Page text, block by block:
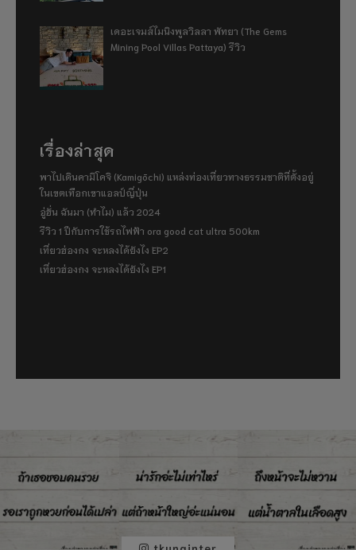
เดอะเจมส์ไมนิงพูลวิลลา พัทยา (The Gems
Mining Pool Villas Pattaya) รีวิว
เรื่องล่าสุด
พาไปเดินคามิโคจิ (Kamigōchi) แหล่งท่องเที่ยวทางธรรมชาติที่ตั้งอยู่
ในเขตเทือกเขาแอลป์ญี่ปุ่น
อู่ฮั่น ฉันมา (ทำไม) แล้ว 2024
รีวิว 1 ปีกับการใช้รถไฟฟ้า ora good cat ultra 500km
เที่ยวฮ่องกง จะหลงได้ยังไง EP2
เที่ยวฮ่องกง จะหลงได้ยังไง EP1